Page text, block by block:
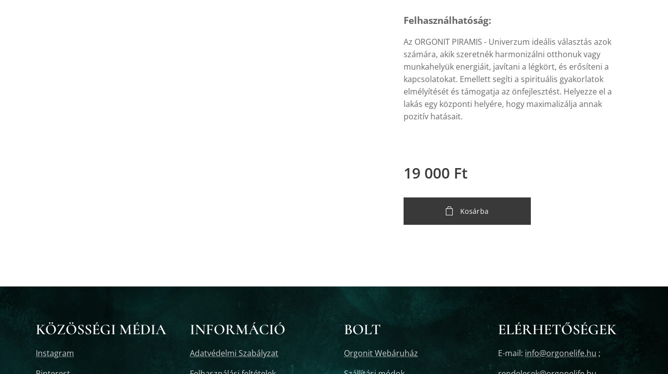
Felhasználhatóság:
Az ORGONIT PIRAMIS - Univerzum ideális választás azok
számára, akik szeretnék harmonizálni otthonuk vagy
munkahelyük energiáit, javítani a légkört, és erősíteni a
kapcsolatokat. Emellett segíti a spirituális gyakorlatok
elmélyítését és támogatja az önfejlesztést. Helyezze el a
lakás egy központi helyére, hogy maximalizálja annak
pozitív hatásait.
19 000 Ft
Kosárba
KÖZÖSSÉGI MÉDIA
Instagram
INFORMÁCIÓ
Adatvédelmi Szabályzat
BOLT
Orgonit Webáruház
ELÉRHETŐSÉGEK
E-mail: info@orgonelife.hu ;